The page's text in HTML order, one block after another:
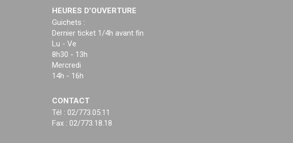
HEURES D’OUVERTURE
Guichets :
Dernier ticket 1/4h avant fin
Lu - Ve
8h30 - 13h
Mercredi
14h - 16h
CONTACT
Tél : 02/773.05.11
Fax : 02/773.18.18